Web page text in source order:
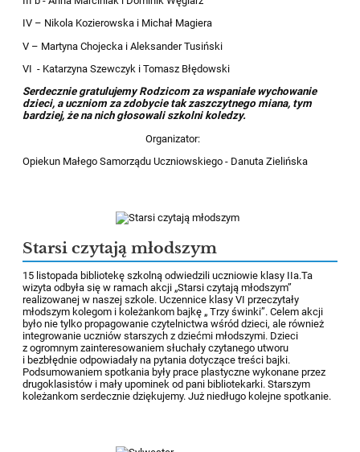
IV – Nikola Kozierowska i Michał Magiera
V – Martyna Chojecka i Aleksander Tusiński
VI - Katarzyna Szewczyk i Tomasz Błędowski
Serdecznie gratulujemy Rodzicom za wspaniałe wychowanie
dzieci, a uczniom za zdobycie tak zaszczytnego miana, tym
bardziej, że na nich głosowali szkolni koledzy.
Organizator:
Opiekun Małego Samorządu Uczniowskiego - Danuta Zielińska
Starsi czytają młodszym
15 listopada bibliotekę szkolną odwiedzili uczniowie klasy IIa.Ta
wizyta odbyła się w ramach akcji „Starsi czytają młodszym”
realizowanej w naszej szkole. Uczennice klasy VI przeczytały
młodszym kolegom i koleżankom bajkę „ Trzy świnki”. Celem akcji
było nie tylko propagowanie czytelnictwa wśród dzieci, ale również
integrowanie uczniów starszych z dziećmi młodszymi. Dzieci
z ogromnym zainteresowaniem słuchały czytanego utworu
i bezbłędnie odpowiadały na pytania dotyczące treści bajki.
Podsumowaniem spotkania były prace plastyczne wykonane przez
drugoklasistów i mały upominek od pani bibliotekarki. Starszym
koleżankom serdecznie dziękujemy. Już niedługo kolejne spotkanie.